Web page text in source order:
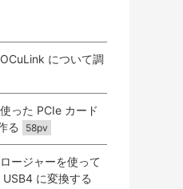
について調
った PCIe カード
る
58pv
ージャーを使って
に変換する